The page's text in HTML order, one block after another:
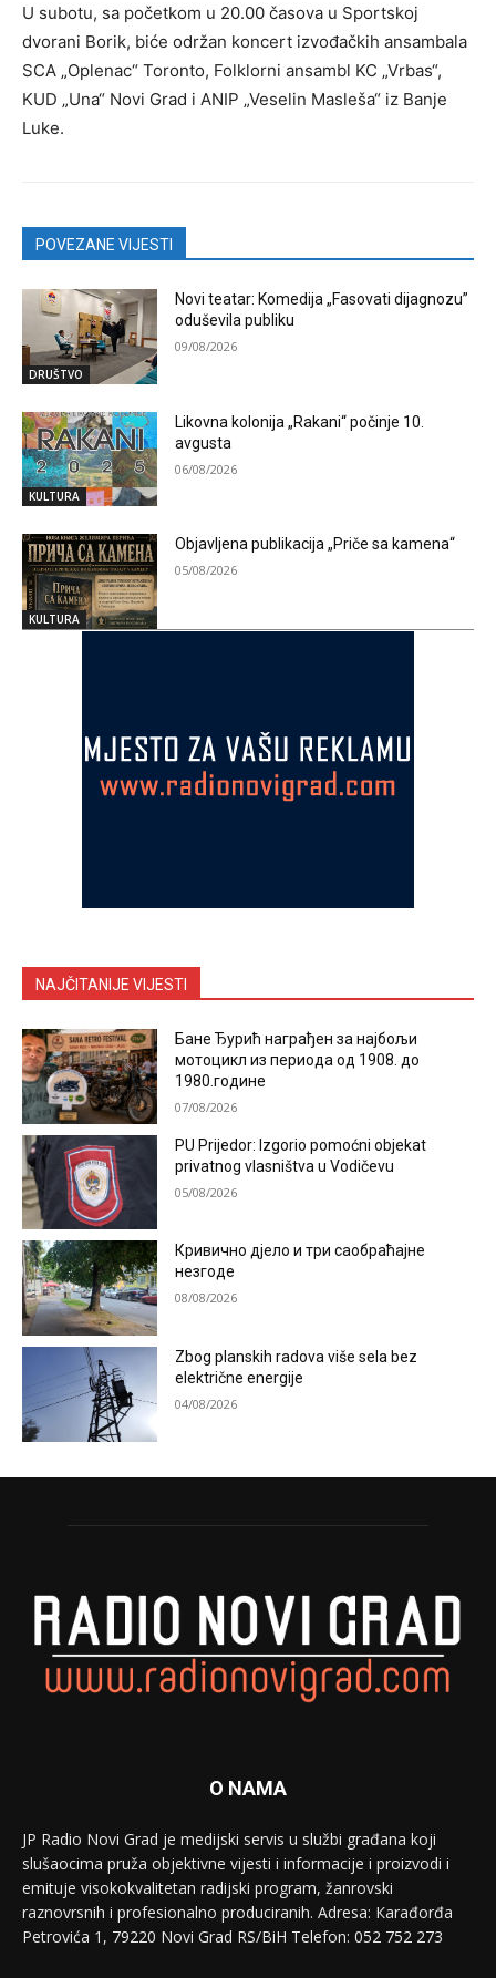
U subotu, sa početkom u 20.00 časova u Sportskoj
dvorani Borik, biće održan koncert izvođačkih ansambala
SCA „Oplenac“ Toronto, Folklorni ansambl KC „Vrbas“,
KUD „Una“ Novi Grad i ANIP „Veselin Masleša“ iz Banje
Luke.
POVEZANE VIJESTI
DRUŠTVO
Novi teatar: Komedija „Fasovati dijagnozu”
oduševila publiku
09/08/2026
KULTURA
Likovna kolonija „Rakani“ počinje 10.
avgusta
06/08/2026
KULTURA
Objavljena publikacija „Priče sa kamena“
05/08/2026
NAJČITANIJE VIJESTI
Бане Ђурић награђен за најбољи
мотоцикл из периода од 1908. до
1980.године
07/08/2026
PU Prijedor: Izgorio pomoćni objekat
privatnog vlasništva u Vodičevu
05/08/2026
Кривично дјело и три саобраћајне
незгоде
08/08/2026
Zbog planskih radova više sela bez
električne energije
04/08/2026
O NAMA
JP Radio Novi Grad je medijski servis u službi građana koji
slušaocima pruža objektivne vijesti i informacije i proizvodi i
emituje visokokvalitetan radijski program, žanrovski
raznovrsnih i profesionalno produciranih. Adresa: Кarađorđa
Petrovića 1, 79220 Novi Grad RS/BiH Telefon: 052 752 273